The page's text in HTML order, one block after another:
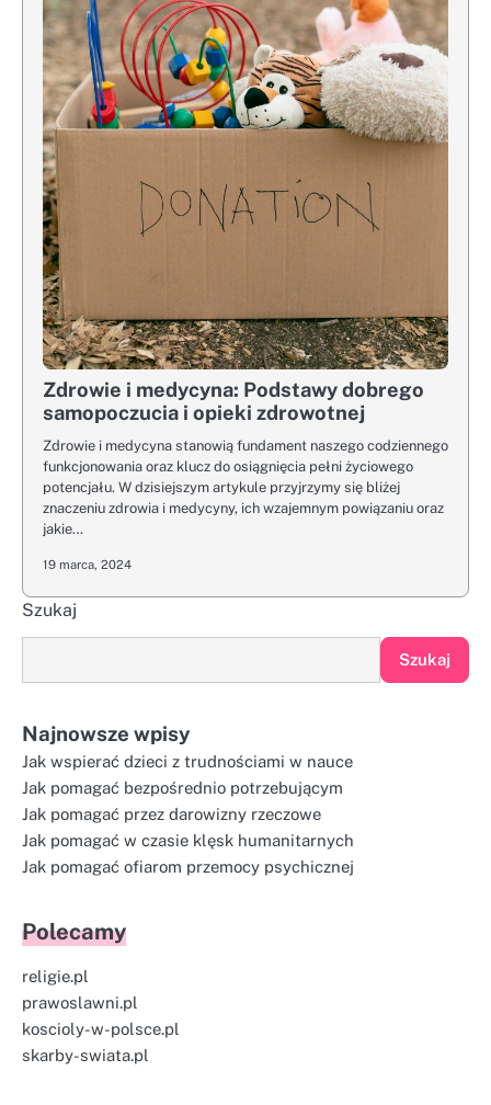
Zdrowie i medycyna: Podstawy dobrego
samopoczucia i opieki zdrowotnej
Zdrowie i medycyna stanowią fundament naszego codziennego
funkcjonowania oraz klucz do osiągnięcia pełni życiowego
potencjału. W dzisiejszym artykule przyjrzymy się bliżej
znaczeniu zdrowia i medycyny, ich wzajemnym powiązaniu oraz
jakie…
19 marca, 2024
Szukaj
Szukaj
Najnowsze wpisy
Jak wspierać dzieci z trudnościami w nauce
Jak pomagać bezpośrednio potrzebującym
Jak pomagać przez darowizny rzeczowe
Jak pomagać w czasie klęsk humanitarnych
Jak pomagać ofiarom przemocy psychicznej
Polecamy
religie.pl
prawoslawni.pl
koscioly-w-polsce.pl
skarby-swiata.pl